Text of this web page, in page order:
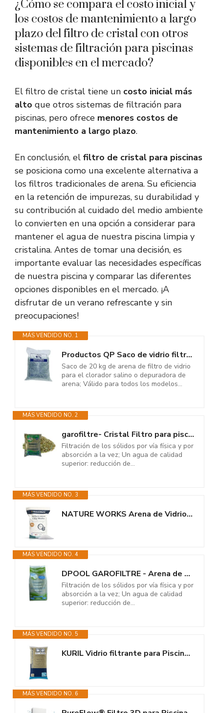
¿Cómo se compara el costo inicial y
los costos de mantenimiento a largo
plazo del filtro de cristal con otros
sistemas de filtración para piscinas
disponibles en el mercado?
El filtro de cristal tiene un costo inicial más
alto que otros sistemas de filtración para
piscinas, pero ofrece menores costos de
mantenimiento a largo plazo.
En conclusión, el filtro de cristal para piscinas
se posiciona como una excelente alternativa a
los filtros tradicionales de arena. Su eficiencia
en la retención de impurezas, su durabilidad y
su contribución al cuidado del medio ambiente
lo convierten en una opción a considerar para
mantener el agua de nuestra piscina limpia y
cristalina. Antes de tomar una decisión, es
importante evaluar las necesidades específicas
de nuestra piscina y comparar las diferentes
opciones disponibles en el mercado. ¡A
disfrutar de un verano refrescante y sin
preocupaciones!
MÁS VENDIDO NO. 1
Productos QP Saco de vidrio filtrante para piscinas, 20Kg - QP 500047
Saco de 20 kg de arena de filtro de vidrio
para el clorador salino o depuradora de
arena; Válido para todos los modelos...
MÁS VENDIDO NO. 2
garofiltre- Cristal Filtro para piscinas (Arena de Cristal). De Tanto en el...
Filtración de los sólidos por vía física y por
absorción a la vez; Un agua de calidad
superior: reducción de...
MÁS VENDIDO NO. 3
NATURE WORKS Arena de Vidrio Filtrante para Piscina con Poder de...
MÁS VENDIDO NO. 4
DPOOL GAROFILTRE - Arena de Vidrio para Filtro de Piscina granulado Grueso...
Filtración de los sólidos por vía física y por
absorción a la vez; Un agua de calidad
superior: reducción de...
MÁS VENDIDO NO. 5
KURIL Vidrio filtrante para Piscina Ion Pure – 25 kg | Cristal...
MÁS VENDIDO NO. 6